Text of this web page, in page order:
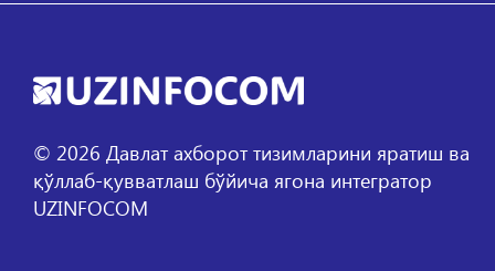
© 2026 Давлат ахборот тизимларини яратиш ва
қўллаб-қувватлаш бўйича ягона интегратор
UZINFOCOM